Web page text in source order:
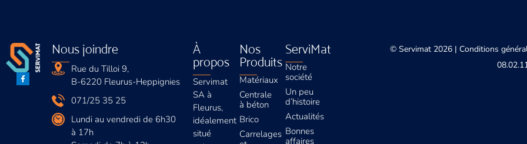
Nous joindre
Rue du Tilloi 9,
B-6220 Fleurus-Heppignies
071/25 35 25
Lundi au vendredi de 6h30
à 17h
À
propos
Servimat
SA à
Fleurus,
idéalement
situé
Nos
Produits
Matériaux
Centrale
à béton
Brico
Carrelages
ServiMat
Notre
société
Un peu
d’histoire
Actualités
Bonnes
affaires
© Servimat 2026 |Conditions